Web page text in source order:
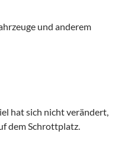
und anderem
hat sich nicht verändert,
dem Schrottplatz.